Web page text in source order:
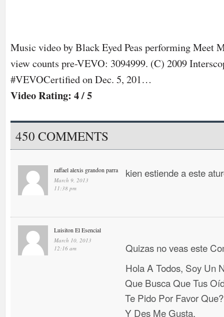
Music video by Black Eyed Peas performing Meet
view counts pre-VEVO: 3094999. (C) 2009
#VEVOCertified on Dec. 5, 201…
Video Rating: 4 / 5
450 COMMENTS
raffael alexis grandon parra
March 9, 2013
11:38 pm
kien estiende a este
Luisiton El Esencial
March 10, 2013
12:16 am
Quizas no veas este
Hola A Todos, Soy Un
Que Busca Que Tus
Te Pido Por Favor
Y Des Me Gusta,